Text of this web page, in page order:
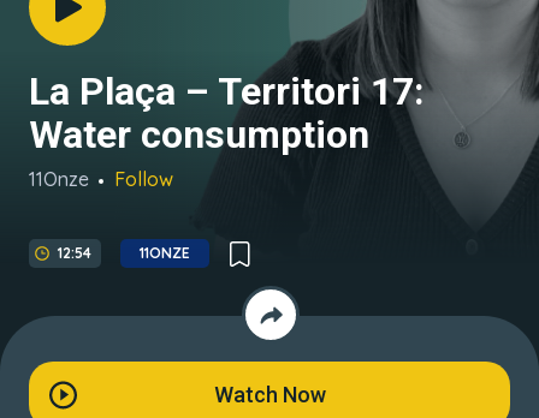
La Plaça – Territori 17:
Water consumption
11Onze Follow
12:54 11ONZE
Watch Now